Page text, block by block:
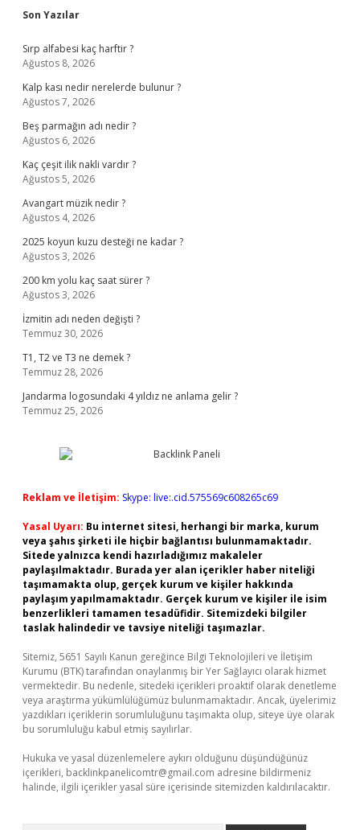
Sidebar
Son Yazılar
Sırp alfabesi kaç harftir ?
Ağustos 8, 2026
Kalp kası nedir nerelerde bulunur ?
Ağustos 7, 2026
Beş parmağın adı nedir ?
Ağustos 6, 2026
Kaç çeşit ilik nakli vardır ?
Ağustos 5, 2026
Avangart müzik nedir ?
Ağustos 4, 2026
2025 koyun kuzu desteği ne kadar ?
Ağustos 3, 2026
200 km yolu kaç saat sürer ?
Ağustos 3, 2026
İzmitin adı neden değişti ?
Temmuz 30, 2026
T1, T2 ve T3 ne demek ?
Temmuz 28, 2026
Jandarma logosundaki 4 yıldız ne anlama gelir ?
Temmuz 25, 2026
Reklam ve İletişim: Skype: live:.cid.575569c608265c69
Yasal Uyarı: Bu internet sitesi, herhangi bir marka, kurum
veya şahıs şirketi ile hiçbir bağlantısı bulunmamaktadır.
Sitede yalnızca kendi hazırladığımız makaleler
paylaşılmaktadır. Burada yer alan içerikler haber niteliği
taşımamakta olup, gerçek kurum ve kişiler hakkında
paylaşım yapılmamaktadır. Gerçek kurum ve kişiler ile isim
benzerlikleri tamamen tesadüfidir. Sitemizdeki bilgiler
taslak halindedir ve tavsiye niteliği taşımazlar.
Sitemiz, 5651 Sayılı Kanun gereğince Bilgi Teknolojileri ve İletişim
Kurumu (BTK) tarafından onaylanmış bir Yer Sağlayıcı olarak hizmet
vermektedir. Bu nedenle, sitedeki içerikleri proaktif olarak denetleme
veya araştırma yükümlülüğümüz bulunmamaktadır. Ancak, üyelerimiz
yazdıkları içeriklerin sorumluluğunu taşımakta olup, siteye üye olarak
bu sorumluluğu kabul etmiş sayılırlar.
Hukuka ve yasal düzenlemelere aykırı olduğunu düşündüğünüz
içerikleri, backlinkpanelicomtr@gmail.com adresine bildirmeniz
halinde, ilgili içerikler yasal süre içerisinde sitemizden kaldırılacaktır.